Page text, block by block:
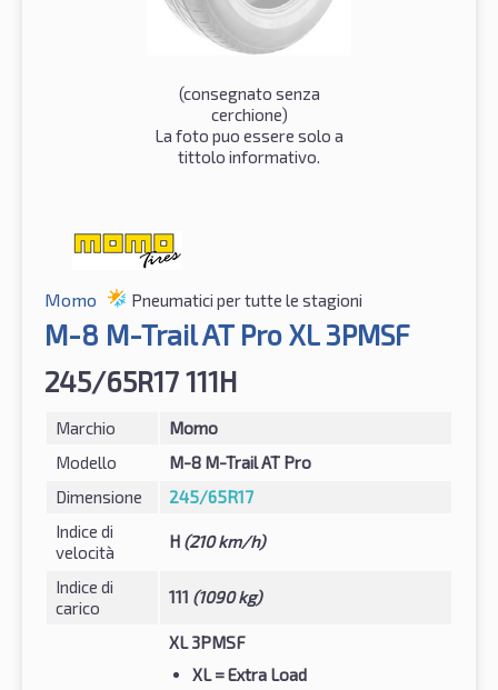
(consegnato senza
cerchione)
La foto puo essere solo a
tittolo informativo.
Momo Pneumatici per tutte le stagioni
M-8 M-Trail AT Pro XL 3PMSF
245/65R17 111H
Marchio
Momo
Modello
M-8 M-Trail AT Pro
Dimensione
245/65R17
Indice di
velocità
H (210 km/h)
Indice di
carico
111 (1090 kg)
XL 3PMSF
XL= Extra Load